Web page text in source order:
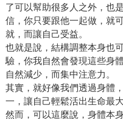
了可以幫助很多人之外，也
信，你只要跟他一起做，就
就，而讓自己受益。
也就是說，結構調整本身也
驗，你我自然會發現這些身
自然減少，而集中注意力。
其實，就好像我們透過身體
一，讓自己輕鬆活出生命最大
然而，可以這麼說，身體本